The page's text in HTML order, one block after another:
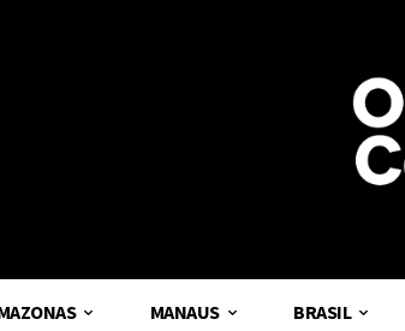
MANAUS BRASIL